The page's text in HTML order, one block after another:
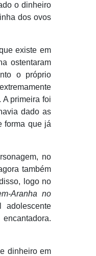
o dinheiro
dos ovos
existe em
ostentaram
o próprio
primeira foi
dado as
forma que já
no
também
logo no
Aranha no
adolescente
dinheiro em